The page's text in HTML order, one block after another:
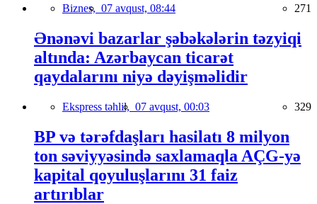
Biznes, 07 avqust, 08:44 271
Ənənəvi bazarlar şəbəkələrin təzyiqi
altında: Azərbaycan ticarət
qaydalarını niyə dəyişməlidir
Ekspress təhlil, 07 avqust, 00:03 329
BP və tərəfdaşları hasilatı 8 milyon
ton səviyyəsində saxlamaqla AÇG-yə
kapital qoyuluşlarını 31 faiz
artırıblar